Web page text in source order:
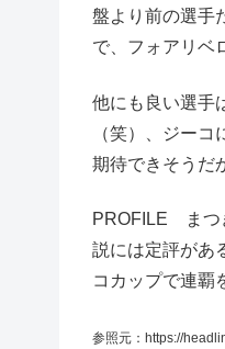
盤より前の選手
で、フォアリベ
他にも良い選手
（笑）、ジー
期待できそうだ
PROFILE まつ
説には定評があ
コカップで連覇
参照元：https://